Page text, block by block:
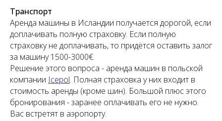
Транспорт
Аренда машины в Исландии получается дорогой, если
доплачивать полную страховку. Если полную
страховку не доплачивать, то придётся оставить залог
за машину 1500-3000€.
Решение этого вопроса - аренда машин в польской
компании Icepol. Полная страховка у них входит в
стоимость аренды (кроме шин). Большой плюс этого
бронирования - заранее оплачивать его не нужно.
Вас встретят в аэропорту.